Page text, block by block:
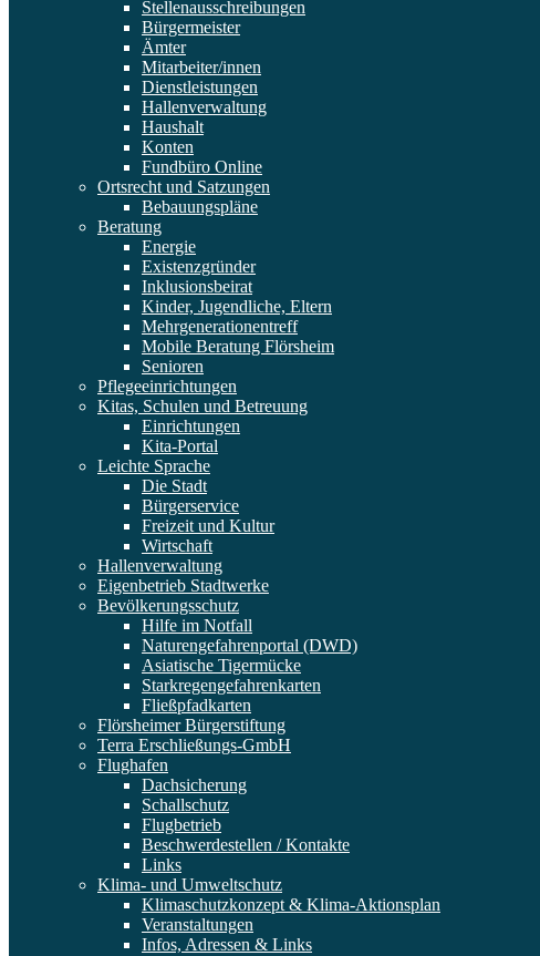
Stellenausschreibungen
Bürgermeister
Ämter
Mitarbeiter/innen
Dienstleistungen
Hallenverwaltung
Haushalt
Konten
Fundbüro Online
Ortsrecht und Satzungen
Bebauungspläne
Beratung
Energie
Existenzgründer
Inklusionsbeirat
Kinder, Jugendliche, Eltern
Mehrgenerationentreff
Mobile Beratung Flörsheim
Senioren
Pflegeeinrichtungen
Kitas, Schulen und Betreuung
Einrichtungen
Kita-Portal
Leichte Sprache
Die Stadt
Bürgerservice
Freizeit und Kultur
Wirtschaft
Hallenverwaltung
Eigenbetrieb Stadtwerke
Bevölkerungsschutz
Hilfe im Notfall
Naturengefahrenportal (DWD)
Asiatische Tigermücke
Starkregengefahrenkarten
Fließpfadkarten
Flörsheimer Bürgerstiftung
Terra Erschließungs-GmbH
Flughafen
Dachsicherung
Schallschutz
Flugbetrieb
Beschwerdestellen / Kontakte
Links
Klima- und Umweltschutz
Klimaschutzkonzept & Klima-Aktionsplan
Veranstaltungen
Infos, Adressen & Links